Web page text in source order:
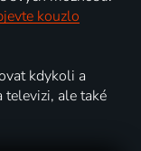
kouzlo
kdykoli a
televizi, ale také